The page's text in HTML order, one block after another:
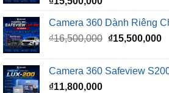
Camera 360 Dành Riêng
₫16,500,000 Giá
₫16,500,000.
₫15,500,000
Camera 360 Safeview
₫11,800,000